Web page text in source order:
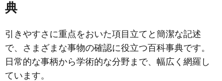
典
引きやすさに重点をおいた項目立てと簡潔な記述
で、さまざまな事物の確認に役立つ百科事典です。
日常的な事柄から学術的な分野まで、幅広く網羅し
ています。